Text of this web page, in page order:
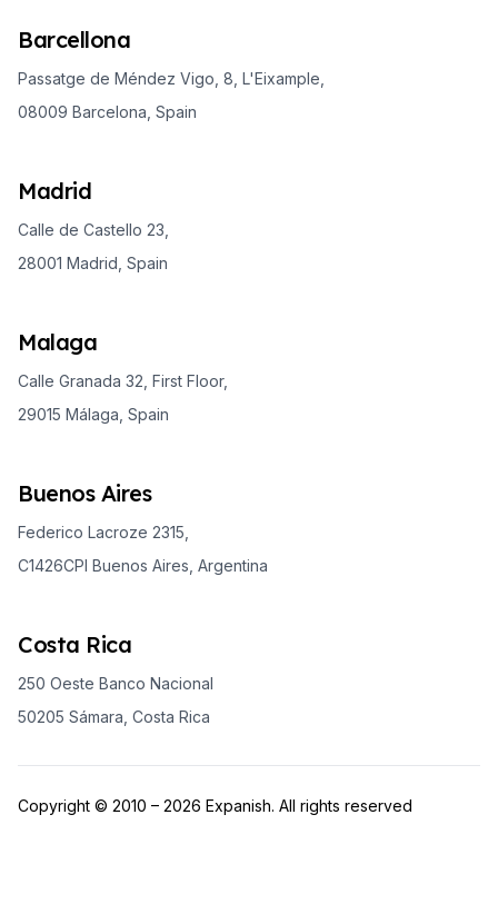
Barcellona
Passatge de Méndez Vigo, 8, L'Eixample,
08009 Barcelona, Spain
Madrid
Calle de Castello 23,
28001 Madrid, Spain
Malaga
Calle Granada 32, First Floor,
29015 Málaga, Spain
Buenos Aires
Federico Lacroze 2315,
C1426CPI Buenos Aires, Argentina
Costa Rica
250 Oeste Banco Nacional
50205 Sámara, Costa Rica
Copyright © 2010 – 2026 Expanish. All rights reserved